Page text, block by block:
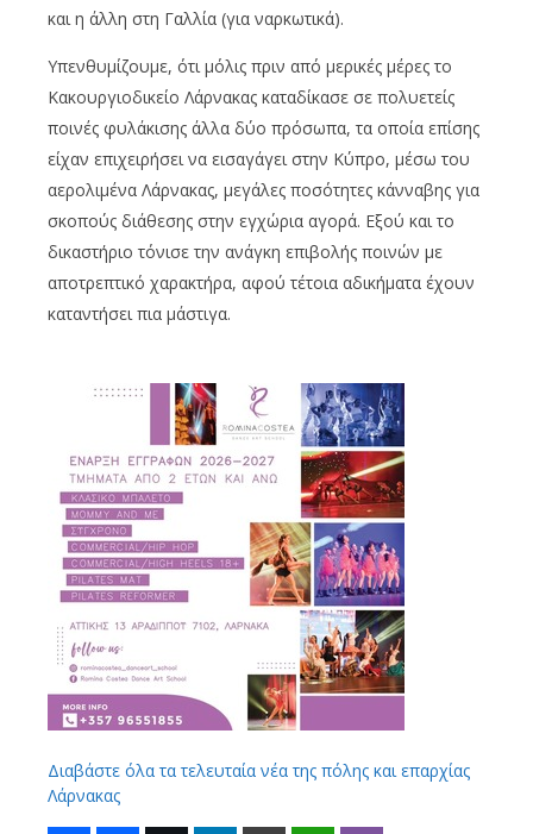
και η άλλη στη Γαλλία (για ναρκωτικά).
Υπενθυμίζουμε, ότι μόλις πριν από μερικές μέρες το
Κακουργιοδικείο Λάρνακας καταδίκασε σε πολυετείς
ποινές φυλάκισης άλλα δύο πρόσωπα, τα οποία επίσης
είχαν επιχειρήσει να εισαγάγει στην Κύπρο, μέσω του
αερολιμένα Λάρνακας, μεγάλες ποσότητες κάνναβης για
σκοπούς διάθεσης στην εγχώρια αγορά. Εξού και το
δικαστήριο τόνισε την ανάγκη επιβολής ποινών με
αποτρεπτικό χαρακτήρα, αφού τέτοια αδικήματα έχουν
καταντήσει πια μάστιγα.
Διαβάστε όλα τα τελευταία νέα της πόλης και επαρχίας
Λάρνακας